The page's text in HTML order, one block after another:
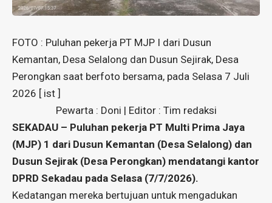
FOTO : Puluhan pekerja PT MJP I dari Dusun
Kemantan, Desa Selalong dan Dusun Sejirak, Desa
Perongkan saat berfoto bersama, pada Selasa 7 Juli
2026 [ ist ]
Pewarta : Doni | Editor : Tim redaksi
​SEKADAU – Puluhan pekerja PT Multi Prima Jaya
(MJP) 1 dari Dusun Kemantan (Desa Selalong) dan
Dusun Sejirak (Desa Perongkan) mendatangi kantor
DPRD Sekadau pada Selasa (7/7/2026).
Kedatangan mereka bertujuan untuk mengadukan